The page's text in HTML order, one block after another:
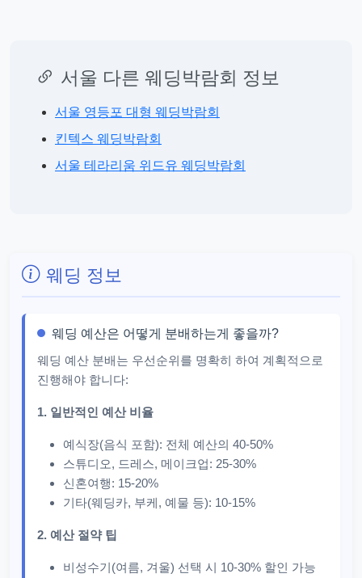
서울 다른 웨딩박람회 정보
서울 영등포 대형 웨딩박람회
킨텍스 웨딩박람회
서울 테라리움 위드유 웨딩박람회
웨딩 정보
웨딩 예산은 어떻게 분배하는게 좋을까?
웨딩 예산 분배는 우선순위를 명확히 하여 계획적으로
진행해야 합니다:
1. 일반적인 예산 비율
예식장(음식 포함): 전체 예산의 40-50%
스튜디오, 드레스, 메이크업: 25-30%
신혼여행: 15-20%
기타(웨딩카, 부케, 예물 등): 10-15%
2. 예산 절약 팁
비성수기(여름, 겨울) 선택 시 10-30% 할인 가능